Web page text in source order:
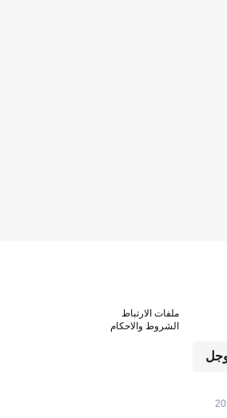
ملفات الارتباط
الشروط والاحكام